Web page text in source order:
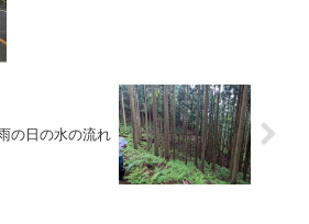
の日の水の流れ